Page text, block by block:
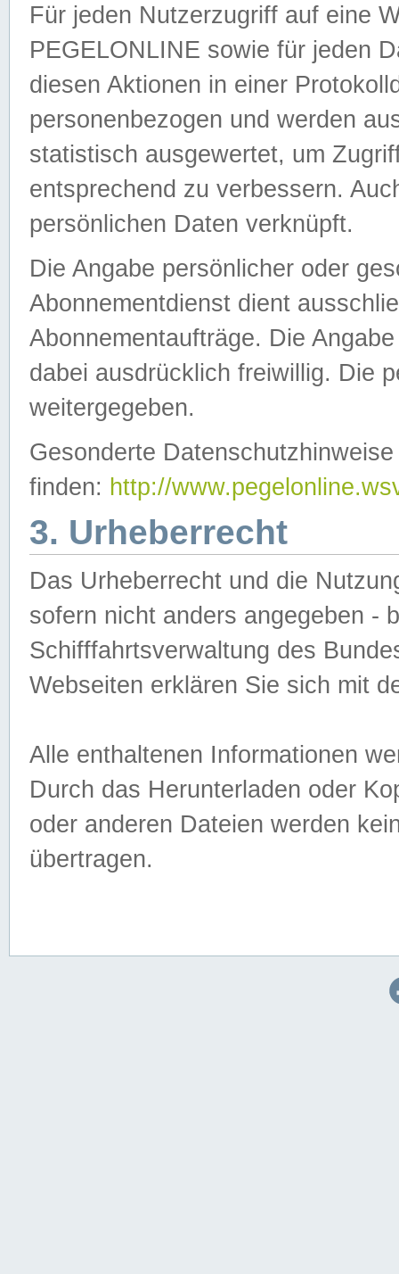
Für jeden Nutzerzugriff auf eine
PEGELONLINE sowie für jeden
diesen Aktionen in einer
personenbezogen und werden
statistisch ausgewertet, um
entsprechend zu verbessern.
persönlichen Daten verknüpft.
Die Angabe persönlicher oder
Abonnementdienst dient
Abonnementaufträge. Die
dabei ausdrücklich freiwillig. Die
weitergegeben.
Gesonderte
finden: http://
3. Urheberrecht
Das Urheberrecht und die
sofern nicht anders angegeben -
Schifffahrtsverwaltung des
Webseiten erklären Sie sich mit
Alle enthaltenen Informationen
Durch das Herunterladen oder
oder anderen Dateien werden
übertragen.